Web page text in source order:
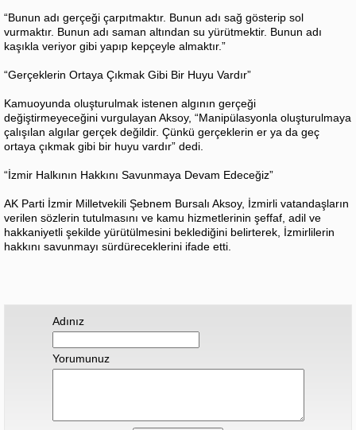
“Bunun adı gerçeği çarpıtmaktır. Bunun adı sağ gösterip sol
vurmaktır. Bunun adı saman altından su yürütmektir. Bunun adı
kaşıkla veriyor gibi yapıp kepçeyle almaktır.”
“Gerçeklerin Ortaya Çıkmak Gibi Bir Huyu Vardır”
Kamuoyunda oluşturulmak istenen algının gerçeği
değiştirmeyeceğini vurgulayan Aksoy, “Manipülasyonla oluşturulmaya
çalışılan algılar gerçek değildir. Çünkü gerçeklerin er ya da geç
ortaya çıkmak gibi bir huyu vardır” dedi.
“İzmir Halkının Hakkını Savunmaya Devam Edeceğiz”
AK Parti İzmir Milletvekili Şebnem Bursalı Aksoy, İzmirli vatandaşların
verilen sözlerin tutulmasını ve kamu hizmetlerinin şeffaf, adil ve
hakkaniyetli şekilde yürütülmesini beklediğini belirterek, İzmirlilerin
hakkını savunmayı sürdüreceklerini ifade etti.
Adınız
Yorumunuz